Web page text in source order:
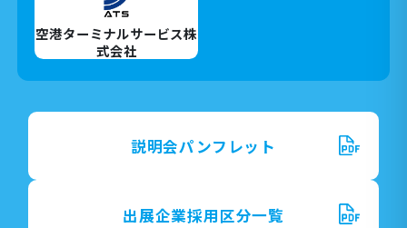
空港ターミナルサービス株
式会社
説明会パンフレット
出展企業採用区分一覧